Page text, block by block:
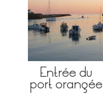
Entrée du
port orangée